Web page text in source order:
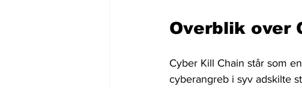
Overblik over
Cyber ​​Kill Chain står som
cyberangreb i syv adskilte